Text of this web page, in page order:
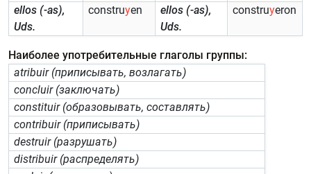
ellos (-as),
Uds.
construyen
ellos (-as),
Uds.
construyeron
Наиболее употребительные глаголы группы:
atribuir (приписывать, возлагать)
concluir (заключать)
constituir (образовывать, составлять)
contribuir (приписывать)
destruir (разрушать)
distribuir (распределять)